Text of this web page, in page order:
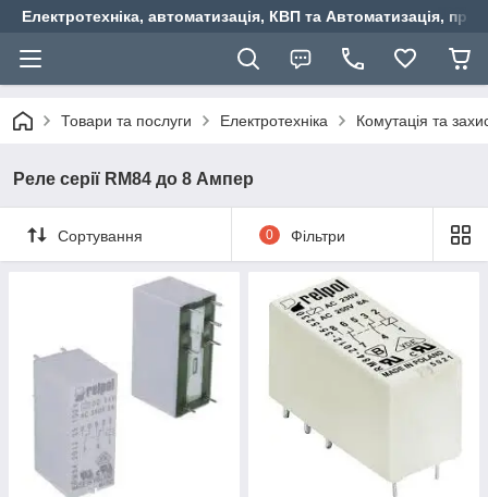
Електротехніка, автоматизація, КВП та Автоматизація,
Товари та послуги Електротехніка Комутація та
Реле серії RM84 до 8 Ампер
Сортування 0 Фільтри